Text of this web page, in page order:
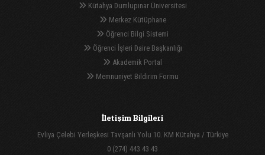
Kütahya Dumlupınar Üniversitesi
Merkez Kütüphane
Öğrenci Bilgi Sistemi
Öğrenci İşleri Daire Başkanlığı
Akademik Portal
Memnuniyet Bildirim Formu
İletişim Bilgileri
Evliya Çelebi Yerleşkesi Tavşanlı Yolu 10. KM Kütahya / Türkiye
0 (274) 443 43 43